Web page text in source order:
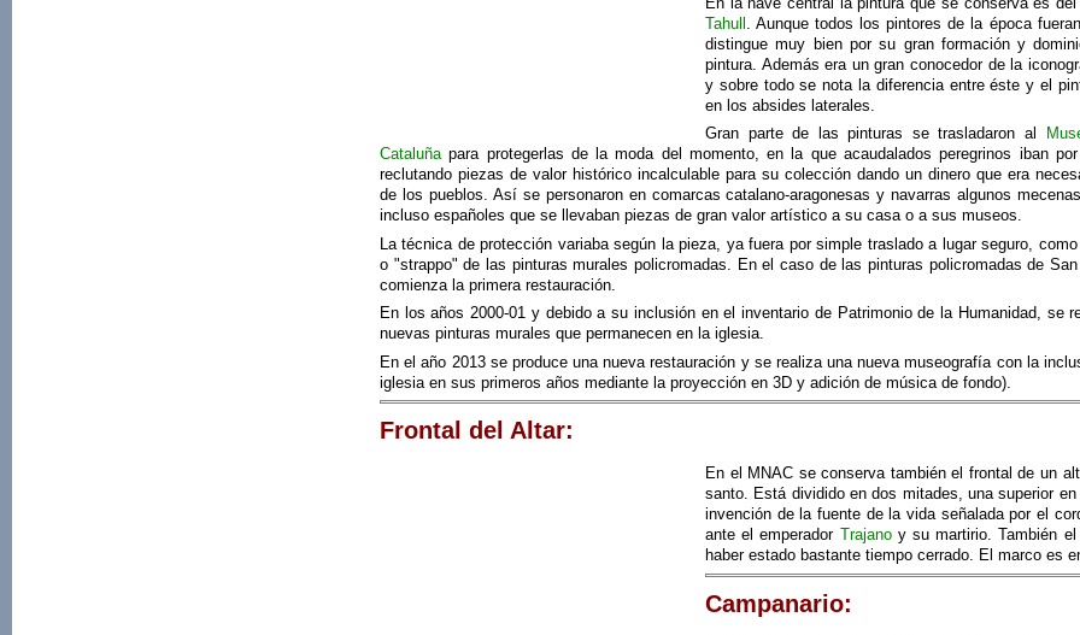
Tahull . Aunque todos los pintores de la época
distingue muy bien por su gran formación y
pintura. Además era un gran conocedor de la
y sobre todo se nota la diferencia entre éste y el
en los absides laterales.
Gran parte de las pinturas se trasladaron al
Cataluñapara protegerlas de la moda del momento, en la que acaudalados peregrinos iban
reclutando piezas de valor histórico incalculable para su colección dando un dinero que era
de los pueblos. Así se personaron en comarcas catalano-aragonesas y navarras algunos
incluso españoles que se llevaban piezas de gran valor artístico a su casa o a sus museos.
La técnica de protección variaba según la pieza, ya fuera por simple traslado a lugar seguro,
o "strappo" de las pinturas murales policromadas. En el caso de las pinturas policromadas de
comienza la primera restauración.
En los años 2000-01 y debido a su inclusión en el inventario de Patrimonio de la Humanidad, se
nuevas pinturas murales que permanecen en la iglesia.
En el año 2013 se produce una nueva restauración y se realiza una nueva museografía con la
iglesia en sus primeros años mediante la proyección en 3D y adición de música de fondo).
Frontal del Altar:
En el MNAC se conserva también el frontal de un
santo. Está dividido en dos mitades, una superior
invención de la fuente de la vida señalada por el
ante el emperador Trajanoy su martirio. También el
haber estado bastante tiempo cerrado. El marco es
Campanario: